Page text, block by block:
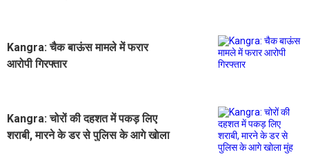
Kangra: चैक बाऊंस मामले में फरार
आरोपी गिरफ्तार
Kangra: चोरों की दहशत में पकड़ लिए
शराबी, मारने के डर से पुलिस के आगे खाेला